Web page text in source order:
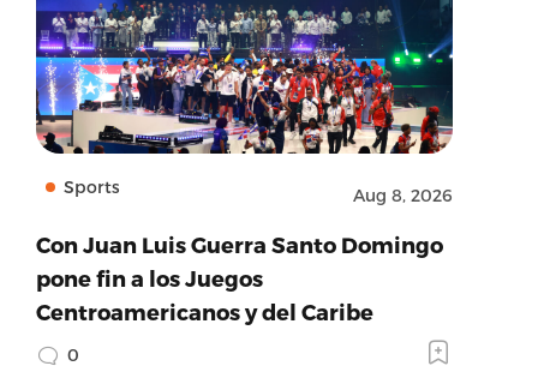
Sports Aug 8, 2026
Con Juan Luis Guerra Santo Domingo
pone fin a los Juegos
Centroamericanos y del Caribe
0